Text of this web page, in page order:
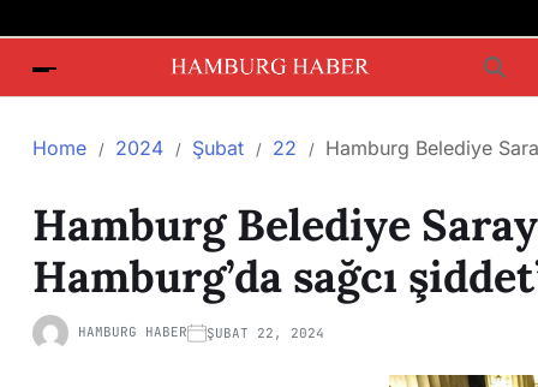
Home 2024 Şubat 22 Hamburg Belediye
Hamburg Belediye
Hamburg’da sağcı
HAMBURG HABER ŞUBAT 22, 2024